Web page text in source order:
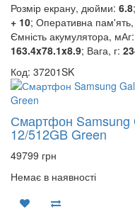
Розмір екрану, дюйми: 6.8
+ 10; Оперативна
Ємність акумулятора, мАг:
163.4x78.1x8.9; Вага, г:
Код: 37201SK
Смартфон Samsung
12/512GB Green
49799 грн
Немає в наявності